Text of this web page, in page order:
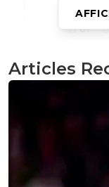
0+
Non
Oui
Articles